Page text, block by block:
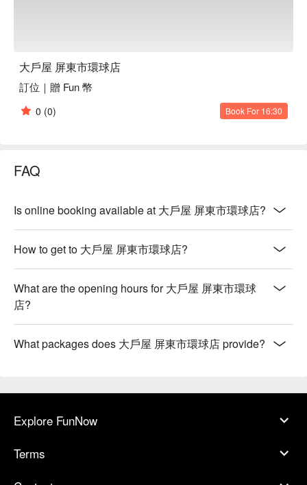
大戶屋 屏東市環球店
訂位｜贈 Fun 幣
0 (0) Book For 16:30
FAQ
Is online booking available at 大戶屋 屏東市環球店?
How to get to 大戶屋 屏東市環球店?
What are the opening hours for 大戶屋 屏東市環球
店?
What packages does 大戶屋 屏東市環球店 provide?
Explore FunNow
Terms